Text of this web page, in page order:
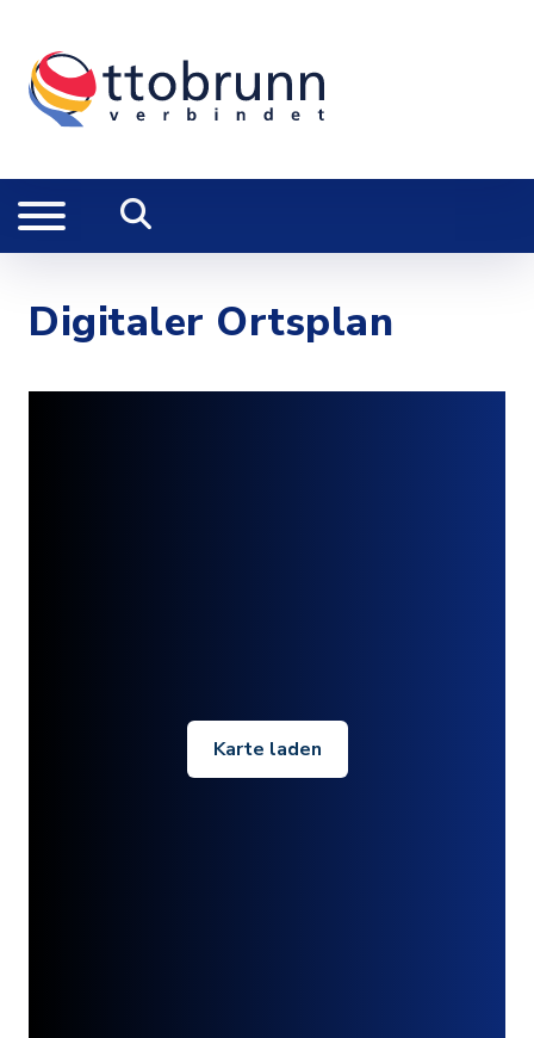
Digitaler Ortsplan
Karte laden